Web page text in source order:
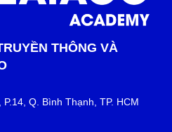
THÔNG VÀ
Q. Bình Thạnh, TP. HCM